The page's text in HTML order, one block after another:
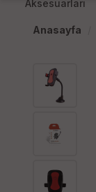
Aksesuarları
Anasayfa